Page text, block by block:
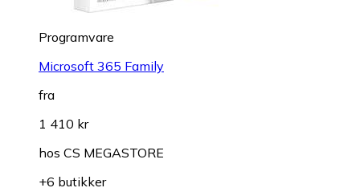
Programvare
Microsoft 365 Family
fra
1 410 kr
hos CS MEGASTORE
+6 butikker